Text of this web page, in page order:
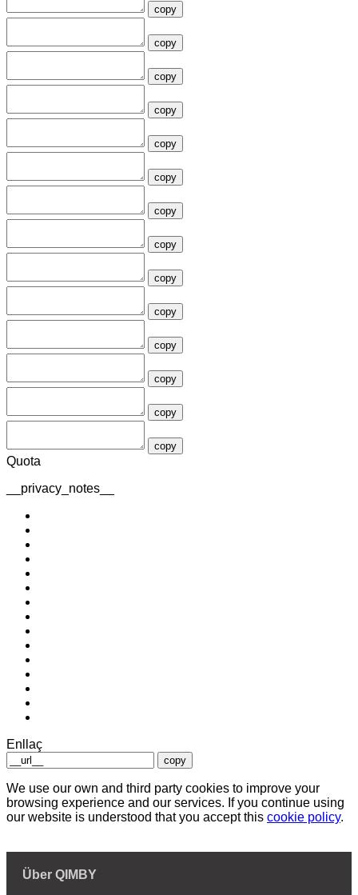
copy
copy
copy
copy
copy
copy
copy
copy
copy
copy
copy
copy
copy
copy
Quota
__privacy_notes__
Enllaç
copy
We use our own and third party cookies to improve your
browsing experience and our services. If you continue using
our website is understood that you accept this cookie policy.
Über QIMBY